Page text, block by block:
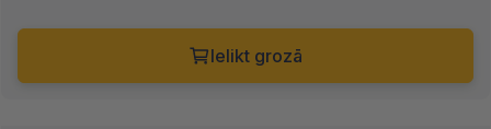
Ielikt grozā